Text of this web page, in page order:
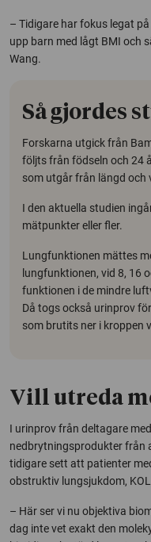
– Tidigare har fokus legat
upp barn med lågt BMI och
Wang.
Så gjordes
Forskarna utgick från
följts från födseln och 24
som utgår från längd och
I den aktuella studien
mätpunkter eller fler.
Lungfunktionen mättes
lungfunktionen, vid 8, 16
funktionen i de mindre
Då togs också urinprov
som brutits ner i kroppen
Vill utreda
I urinprov från deltagare
nedbrytningsprodukter från
tidigare sett att patienter
obstruktiv lungsjukdom,
– Här ser vi nu objektiva
dag inte vet exakt den